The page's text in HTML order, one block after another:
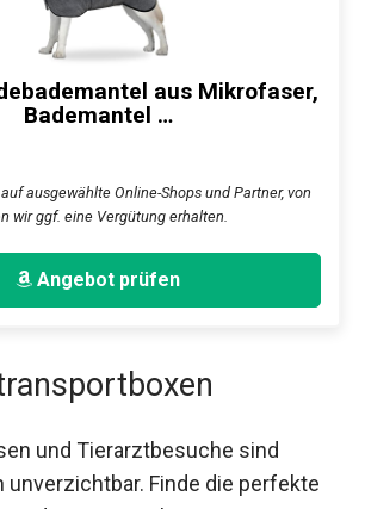
aus Mikrofaser,
Bademantel …
ausgewählte Online-Shops und Partner, von
wir ggf. eine Vergütung erhalten.
Angebot prüfen
und Tierarztbesuche sind
unverzichtbar. Finde die perfekte